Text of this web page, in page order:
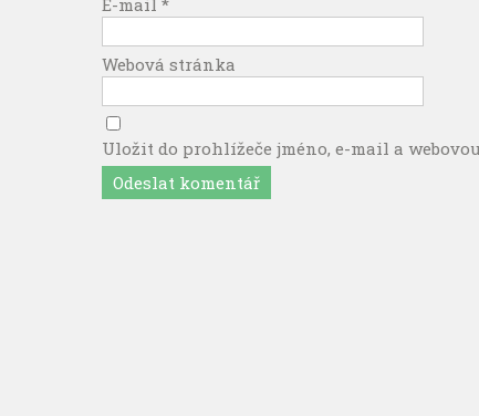
E-mail *
Webová stránka
Uložit do prohlížeče jméno, e-mail a